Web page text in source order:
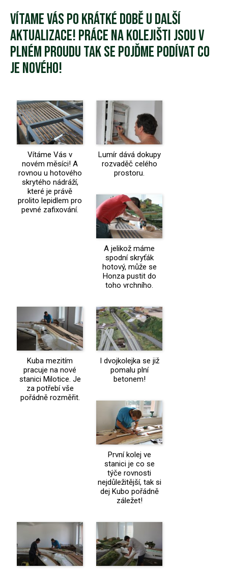
Vítame Vás po krátké době u další
aktualizace! Práce na kolejišti jsou v
plném proudu tak se pojďme podívat co
je nového!
Vítáme Vás v
novém měsíci! A
rovnou u hotového
skrytého nádráží,
které je právě
prolito lepidlem pro
pevné zafixování.
Lumír dává dokupy
rozvaděč celého
prostoru.
A jelikož máme
spodní skryťák
hotový, může se
Honza pustit do
toho vrchního.
Kuba mezitím
pracuje na nové
stanici Milotice. Je
za potřebí vše
pořádně rozměřit.
I dvojkolejka se již
pomalu plní
betonem!
První kolej ve
stanici je co se
týče rovnosti
nejdůležitější, tak si
dej Kubo pořádně
záležet!